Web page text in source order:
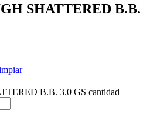
SHATTERED B.B.
B.B. 3.0 GS cantidad